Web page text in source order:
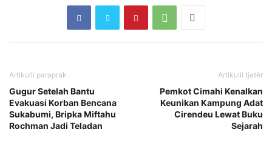
Artikulli paraprak
Gugur Setelah Bantu
Evakuasi Korban Bencana
Sukabumi, Bripka Miftahu
Rochman Jadi Teladan
Artikulli tjetër
Pemkot Cimahi Kenalkan
Keunikan Kampung Adat
Cirendeu Lewat Buku
Sejarah